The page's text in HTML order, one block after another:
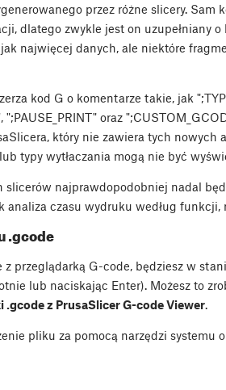
przez różne slicery. Sam
dlatego zwykle jest on uzupełniany
najwięcej danych, ale niektóre
kod G o komentarze takie, jak
";PAUSE_PRINT" oraz
który nie zawiera tych nowych
typy wytłaczania mogą nie być
slicerów najprawdopodobniej nadal
czasu wydruku według funkcji,
.gcode
z przeglądarką G-code, będziesz w
lub naciskając Enter). Możesz to
z PrusaSlicer G-code Viewer.
pliku za pomocą narzędzi systemu